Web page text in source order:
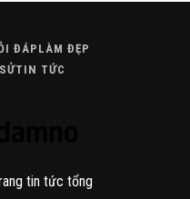
ĐÁPLÀM ĐẸP
TIN TỨC
tin tức tổng